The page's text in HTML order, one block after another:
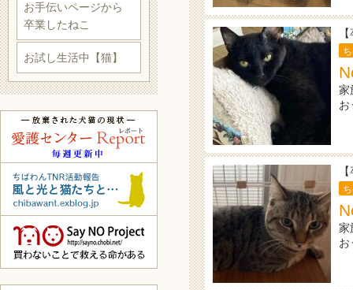
家
お
家
お
お手伝いページから
卒業したねこ
お試し生活中【猫】